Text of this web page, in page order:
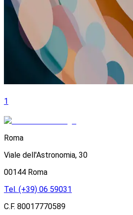
1
Roma
Viale dell'Astronomia, 30
00144 Roma
Tel. (+39) 06 59031
C.F. 80017770589